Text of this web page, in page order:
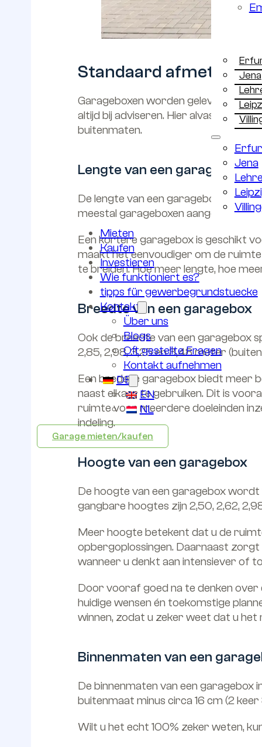
Jena
Jena
Mieten
Kaufen
Investieren
Wie funktioniert es?
tipps für gewerbegrundstuecke
Kontakt
Über uns
Blogs
Oft gestellte Fragen
Kontakt aufnehmen
DE
EN
NL
Garage mieten/kaufen
Standaard afmetingen
Garageboxen worden geleverd in
altijd bij adviseren. Hier alvast een
buitenmaten.
Lengte van een garagebox
De lengte van een garagebox
meestal garageboxen aangeboden
Een kortere garagebox is geschikt
maakt het eenvoudiger om de
te breiden. Hoe meer lengte, hoe
Breedte van een garagebox
Ook de breedte van een garagebox
2,85, 2,98, 3,25 en 3,48 meter
Een bredere garagebox biedt meer
naast elkaar te gebruiken. Dit is
ruimte voor meerdere doeleinden
indeling.
Hoogte van een garagebox
De hoogte van een garagebox
gangbare hoogtes zijn 2,50, 2,62,
Meer hoogte betekent dat u de
opbergoplossingen. Daarnaast
wanneer u denkt aan intensiever of
Door vooraf goed na te denken over
huidige wensen én toekomstige
winnen, zodat u zeker weet dat u
Binnenmaten van een
De binnenmaten van een garagebox
buitenmaat minus circa 16 cm (2
Wilt u het echt 100% zeker weten,